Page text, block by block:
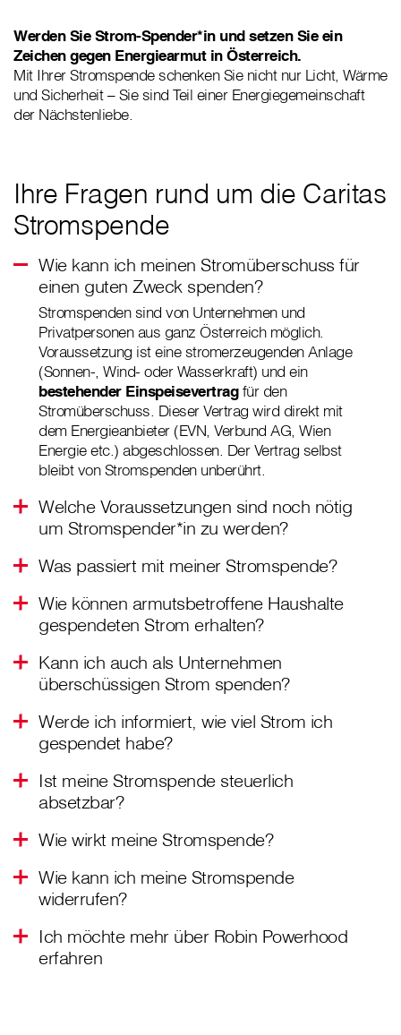
Werden Sie Strom-Spender*in und setzen Sie ein
Zeichen gegen Energiearmut in Österreich.
Mit Ihrer Stromspende schenken Sie nicht nur Licht, Wärme
und Sicherheit – Sie sind Teil einer Energiegemeinschaft
der Nächstenliebe.
Ihre Fragen rund um die Caritas
Stromspende
Wie kann ich meinen Stromüberschuss für
einen guten Zweck spenden?
Stromspenden sind von Unternehmen und
Privatpersonen aus ganz Österreich möglich.
Voraussetzung ist eine stromerzeugenden Anlage
(Sonnen-, Wind- oder Wasserkraft) und ein
bestehender Einspeisevertragfür den
Stromüberschuss. Dieser Vertrag wird direkt mit
dem Energieanbieter (EVN, Verbund AG, Wien
Energie etc.) abgeschlossen. Der Vertrag selbst
bleibt von Stromspenden unberührt.
Welche Voraussetzungen sind noch nötig
um Stromspender*in zu werden?
Was passiert mit meiner Stromspende?
Wie können armutsbetroffene Haushalte
gespendeten Strom erhalten?
Kann ich auch als Unternehmen
überschüssigen Strom spenden?
Werde ich informiert, wie viel Strom ich
gespendet habe?
Ist meine Stromspende steuerlich
absetzbar?
Wie wirkt meine Stromspende?
Wie kann ich meine Stromspende
widerrufen?
Ich möchte mehr über Robin Powerhood
erfahren